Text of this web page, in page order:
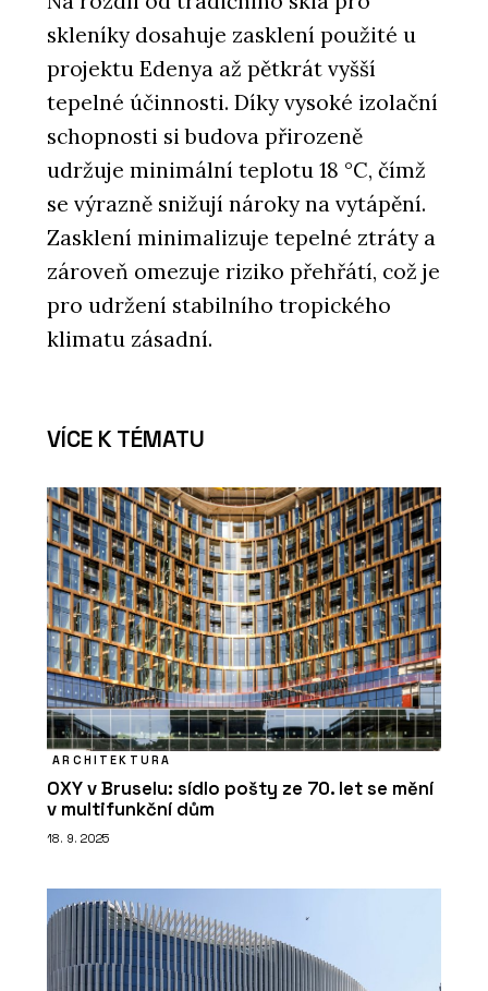
skleníky dosahuje zasklení použité u
projektu Edenya až pětkrát vyšší
tepelné účinnosti. Díky vysoké izolační
schopnosti si budova přirozeně
udržuje minimální teplotu 18 °C, čímž
se výrazně snižují nároky na vytápění.
Zasklení minimalizuje tepelné ztráty a
zároveň omezuje riziko přehřátí, což je
pro udržení stabilního tropického
klimatu zásadní.
VÍCE K TÉMATU
ARCHITEKTURA
OXY v Bruselu: sídlo pošty ze 70. let se mění
v multifunkční dům
18. 9. 2025